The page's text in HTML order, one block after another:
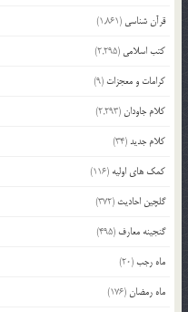
قرآن شناسی (1,861)
کتب اسلامی (2,295)
کرامات و معجزات (9)
کلام جاودان(2,293)
کلام جدید(34)
کمک های اولیه (116)
گلچین احادیث (372)
گنجینه معارف (495)
ماه رجب(20)
ماه رمضان(176)